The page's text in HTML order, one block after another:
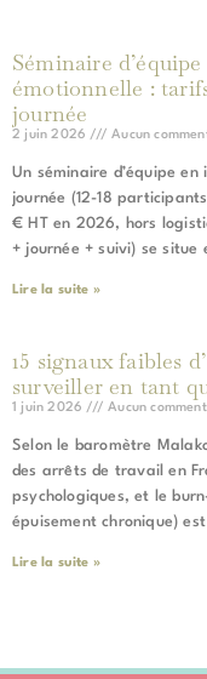
Séminaire
émotionnelle :
journée
2 juin 2026 Aucun
Un séminaire d’équipe en
journée (12-18
€ HT en 2026, hors
+ journée + suivi) se situe
Lire la suite »
15 signaux faibles
surveiller en tant
1 juin 2026 Aucun
Selon le baromètre
des arrêts de travail en
psychologiques, et le
épuisement chronique)
Lire la suite »